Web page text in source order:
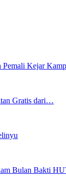
Kejar
Gratis dari…
Bulan Bakti